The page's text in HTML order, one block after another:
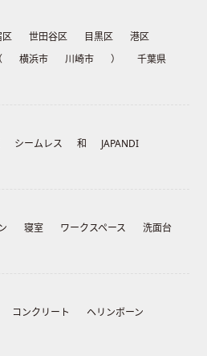
区 世田谷区 目黒区
港区
（ 横浜市 川崎市 ）
千葉県
シームレス 和
JAPANDI
寝室 ワークスペース
洗面台
コンクリート
ヘリンボーン